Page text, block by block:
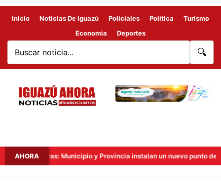
Inicio Noticias De Iguazú Policiales Politica
Turismo
Economia
Deportes
🔍
AHORA
Fronteras: Municipio y Provincia instalan un nuevo punto de